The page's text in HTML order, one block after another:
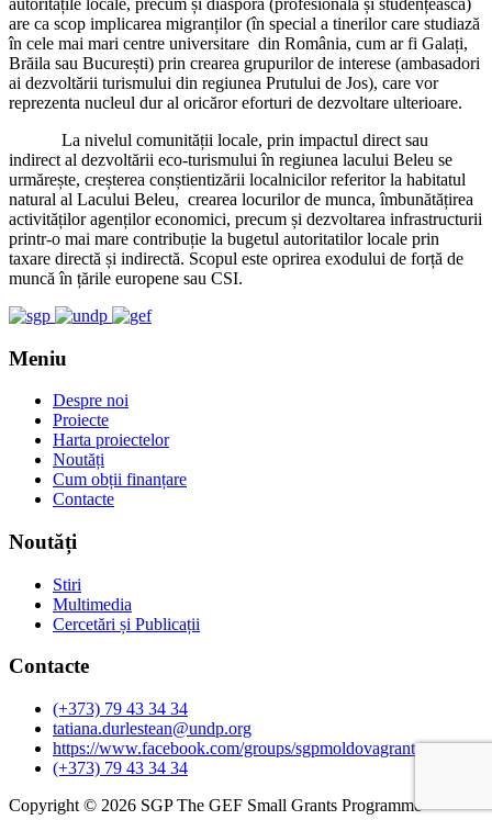
are ca scop implicarea migranților (în special a tinerilor care studiază
în cele mai mari centre universitare din România, cum ar fi Galați,
Brăila sau București) prin crearea grupurilor de interese (ambasadori
ai dezvoltării turismului din regiunea Prutului de Jos), care vor
reprezenta nucleul dur al oricăror eforturi de dezvoltare ulterioare.
La nivelul comunității locale, prin impactul direct sau
indirect al dezvoltării eco-turismului în regiunea lacului Beleu se
urmărește, creșterea conștientizării localnicilor referitor la habitatul
natural al Lacului Beleu, crearea locurilor de munca, îmbunătățirea
activităților agenților economici, precum și dezvoltarea infrastructurii
printr-o mai mare contribuție la bugetul autoritatilor locale prin
taxare directă și indirectă. Scopul este oprirea exodului de forță de
muncă în țările europene sau CSI.
Meniu
Despre noi
Proiecte
Harta proiectelor
Noutăți
Cum obții finanțare
Contacte
Noutăți
Stiri
Multimedia
Cercetări și Publicații
Contacte
(+373) 79 43 34 34
tatiana.durlestean@undp.org
https://www.facebook.com/groups/sgpmoldovagrants
(+373) 79 43 34 34
Copyright © 2026 SGP The GEF Small Grants Programme